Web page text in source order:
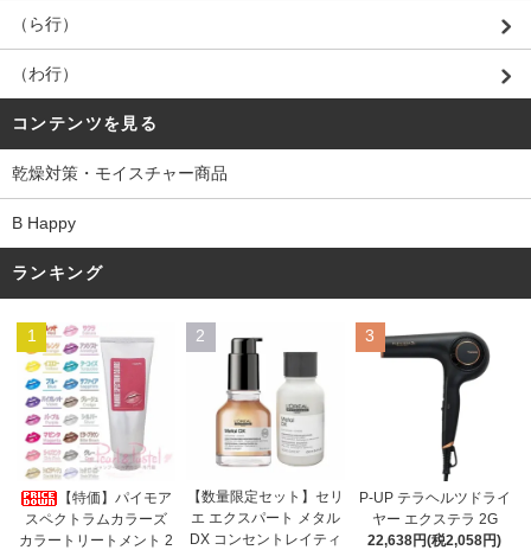
（ら行）
（わ行）
コンテンツを見る
乾燥対策・モイスチャー商品
B Happy
ランキング
1
【特価】パイモア
スペクトラムカラーズ
カラートリートメント 2
2
【数量限定セット】セリ
エ エクスパート メタル
DX コンセントレイティ
3
P-UP テラヘルツドライ
ヤー エクステラ 2G
22,638円(税2,058円)